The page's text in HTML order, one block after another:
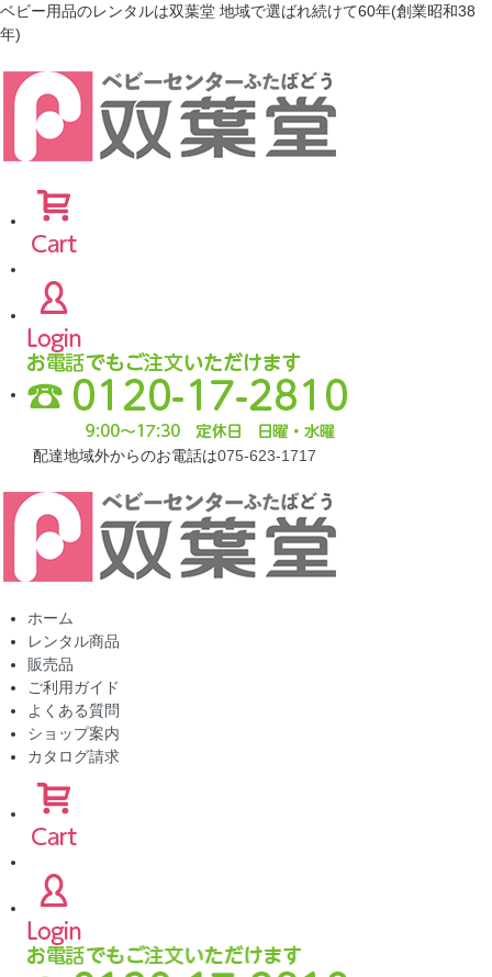
ベビー用品のレンタルは双葉堂 地域で選ばれ続けて60年(創業昭和38
年)
配達地域外からのお電話は075-623-1717
ホーム
レンタル商品
販売品
ご利用ガイド
よくある質問
ショップ案内
カタログ請求